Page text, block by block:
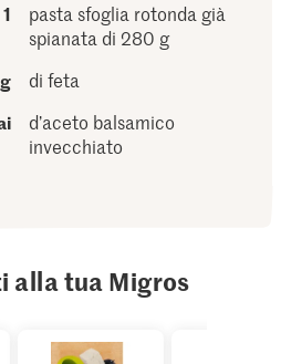
1
pasta sfoglia rotonda già
spianata di 280 g
di feta
d’aceto balsamico
invecchiato
alla tua Migros